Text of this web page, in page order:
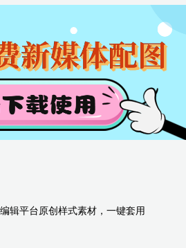
辑平台原创样式素材，一键套用